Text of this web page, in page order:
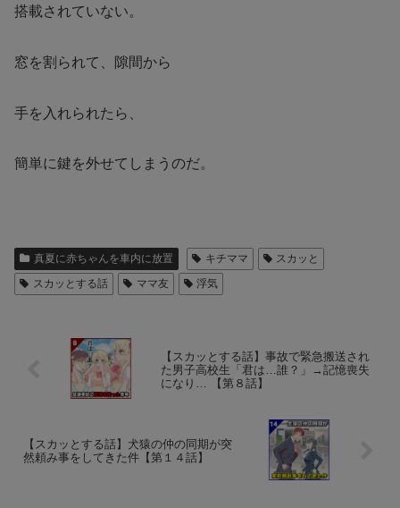
搭載されていない。
窓を割られて、隙間から
手を入れられたら、
簡単に鍵を外せてしまうのだ。
真夏に赤ちゃんを車内に放置 キチママ
スカッと
スカッとする話
ママ友 浮気
【スカッとする話】事故で緊急搬送され
た男子高校生「君は…誰？」→記憶喪失
になり… 【第８話】
【スカッとする話】犬猿の仲の同期が突
然頼み事をしてきた件【第１４話】